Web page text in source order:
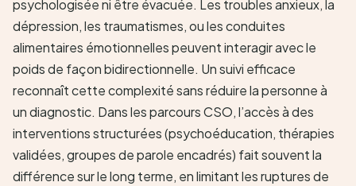
psychologisée ni être évacuée. Les troubles anxieux, la
dépression, les traumatismes, ou les conduites
alimentaires émotionnelles peuvent interagir avec le
poids de façon bidirectionnelle. Un suivi efficace
reconnaît cette complexité sans réduire la personne à
un diagnostic. Dans les parcours CSO, l’accès à des
interventions structurées (psychoéducation, thérapies
validées, groupes de parole encadrés) fait souvent la
différence sur le long terme, en limitant les ruptures de